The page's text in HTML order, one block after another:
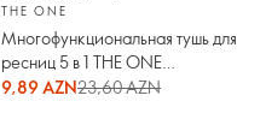
THE ONE
Многофункциональная тушь для
ресниц 5 в 1 THE ONE
Wonderlash XXL
9,89 AZN23,60 AZN